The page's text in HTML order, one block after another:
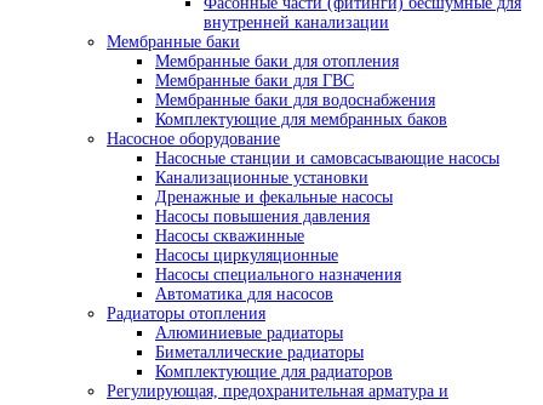
внутренней канализации
Мембранные баки
Мембранные баки для отопления
Мембранные баки для ГВС
Мембранные баки для водоснабжения
Комплектующие для мембранных баков
Насосное оборудование
Насосные станции и самовсасывающие насосы
Канализационные установки
Дренажные и фекальные насосы
Насосы повышения давления
Насосы скважинные
Насосы циркуляционные
Насосы специального назначения
Автоматика для насосов
Радиаторы отопления
Алюминиевые радиаторы
Биметаллические радиаторы
Комплектующие для радиаторов
Регулирующая, предохранительная арматура и